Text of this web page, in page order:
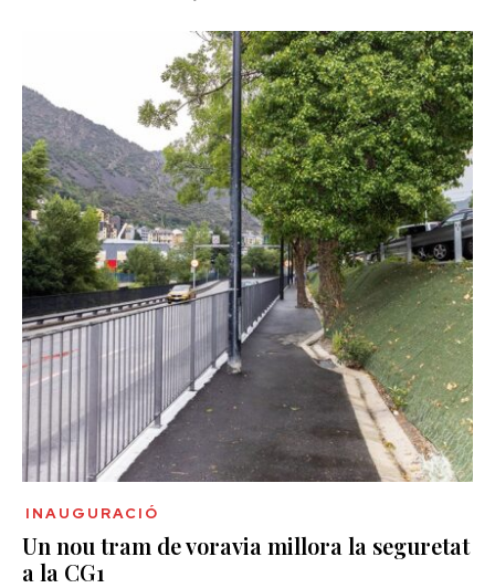
INAUGURACIÓ
Un nou tram de voravia millora la seguretat
a la CG1